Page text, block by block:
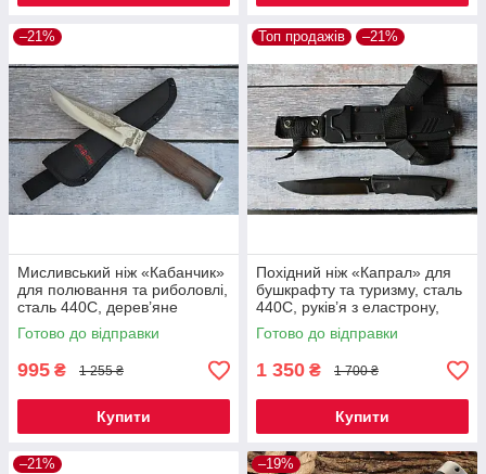
–21%
Мисливський ніж «Кабанчик»
для полювання та риболовлі,
сталь 440C, дерев’яне
руків’я, тканинний чохол
Готово до відправки
995 ₴ 1 255 ₴
Купити
Топ продажів –21%
Похідний ніж «Капрал» для
бушкрафту та туризму, сталь
440C, руків’я з еластрону,
пластиковий чохол
Готово до відправки
1 350 ₴ 1 700 ₴
Купити
–21% –19%